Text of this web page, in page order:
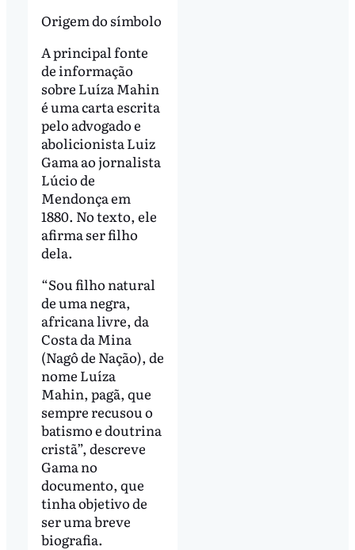
Origem do símbolo
A principal fonte
de informação
sobre Luíza Mahin
é uma carta escrita
pelo advogado e
abolicionista Luiz
Gama ao jornalista
Lúcio de
Mendonça em
1880. No texto, ele
afirma ser filho
dela.
“Sou filho natural
de uma negra,
africana livre, da
Costa da Mina
(Nagô de Nação), de
nome Luíza
Mahin, pagã, que
sempre recusou o
batismo e doutrina
cristã”, descreve
Gama no
documento, que
tinha objetivo de
ser uma breve
biografia.